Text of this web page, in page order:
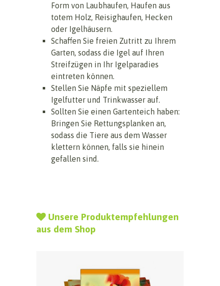
Form von Laubhaufen, Haufen aus
totem Holz, Reisighaufen, Hecken
oder Igelhäusern.
Schaffen Sie freien Zutritt zu Ihrem
Garten, sodass die Igel auf Ihren
Streifzügen in Ihr Igelparadies
eintreten können.
Stellen Sie Näpfe mit speziellem
Igelfutter und Trinkwasser auf.
Sollten Sie einen Gartenteich haben:
Bringen Sie Rettungsplanken an,
sodass die Tiere aus dem Wasser
klettern können, falls sie hinein
gefallen sind.
Unsere Produktempfehlungen
aus dem Shop